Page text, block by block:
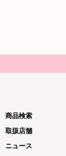
商品検索
取扱店舗
ニュース